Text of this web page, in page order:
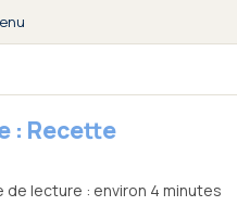
: Recette
de lecture : environ 4 minutes